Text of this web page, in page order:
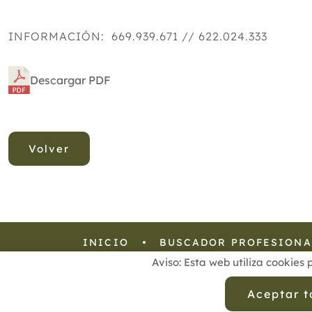
INFORMACIÓN: 669.939.671 // 622.024.333
Descargar PDF
Volver
Aviso: Esta web utiliza cookies
Aceptar
INICIO BUSCADOR
Aviso Legal Política